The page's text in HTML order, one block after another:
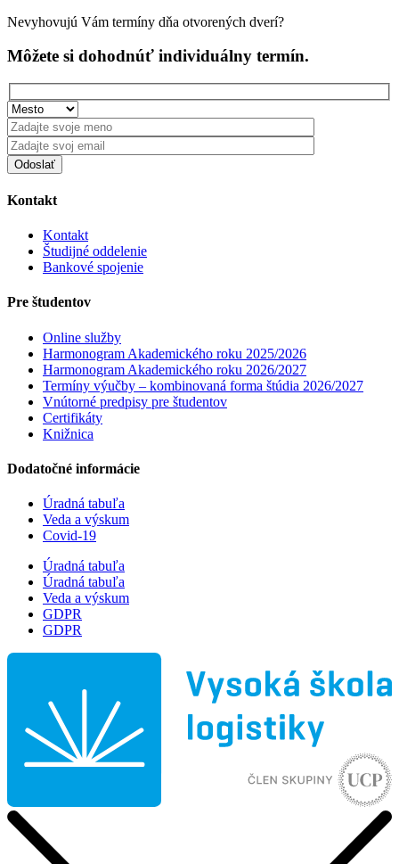
Nevyhovujú Vám termíny dňa otvorených dverí?
Môžete si dohodnúť individuálny termín.
Kontakt
Kontakt
Študijné oddelenie
Bankové spojenie
Pre študentov
Online služby
Harmonogram Akademického roku 2025/2026
Harmonogram Akademického roku 2026/2027
Termíny výučby – kombinovaná forma štúdia 2026/2027
Vnútorné predpisy pre študentov
Certifikáty
Knižnica
Dodatočné informácie
Úradná tabuľa
Veda a výskum
Covid-19
Úradná tabuľa
Úradná tabuľa
Veda a výskum
GDPR
GDPR